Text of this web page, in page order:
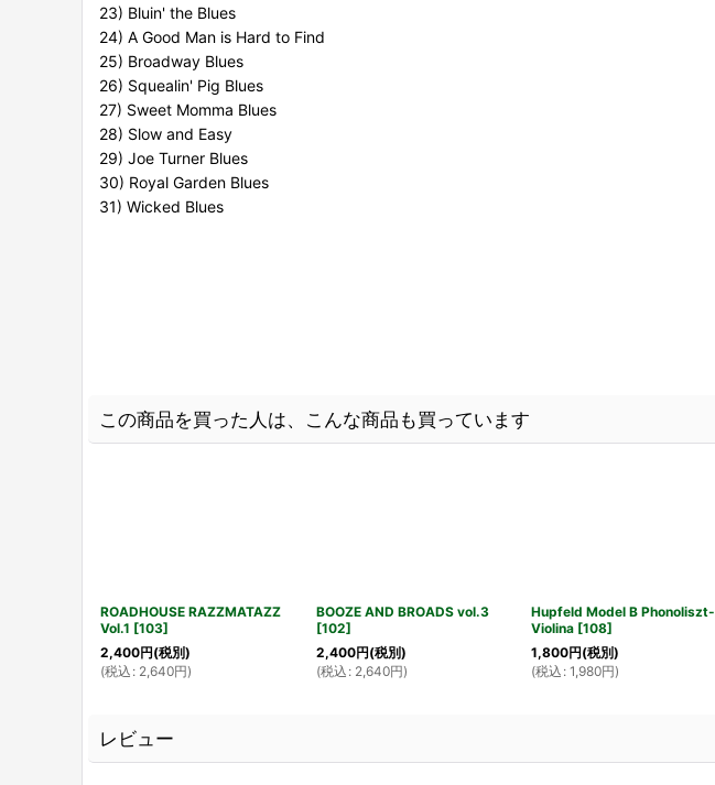
23) Bluin' the Blues
24) A Good Man is Hard to Find
25) Broadway Blues
26) Squealin' Pig Blues
27) Sweet Momma Blues
28) Slow and Easy
29) Joe Turner Blues
30) Royal Garden Blues
31) Wicked Blues
この商品を買った人は、こんな商品も買っています
ROADHOUSE RAZZMATAZZ
Vol.1 [103]
2,400円(税別)
(税込 : 2,640円)
BOOZE AND BROADS vol.3
[102]
2,400円(税別)
(税込 : 2,640円)
Hupfeld Model B Phonoliszt-
Violina [108]
1,800円(税別)
(税込 : 1,980円)
レビュー